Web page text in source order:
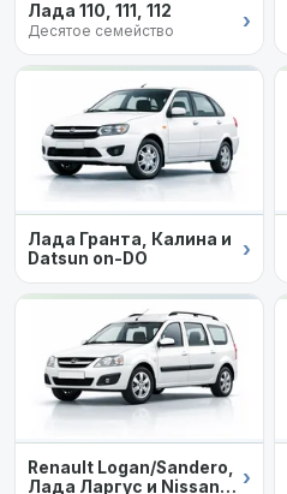
Лада 110, 111, 112
Десятое семейство ›
Лада Гранта, Калина и
Datsun on-DO
›
Renault Logan/Sandero,
Лада Ларгус и Nissan
›